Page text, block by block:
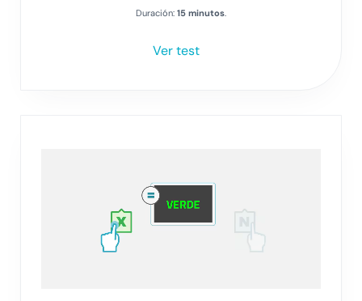
Duración: 15 minutos.
Ver test